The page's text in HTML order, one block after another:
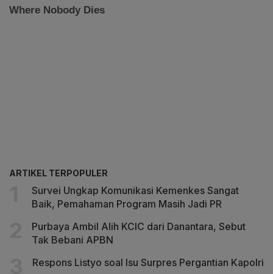
ARTIKEL TERPOPULER
Survei Ungkap Komunikasi Kemenkes Sangat
Baik, Pemahaman Program Masih Jadi PR
Purbaya Ambil Alih KCIC dari Danantara, Sebut
Tak Bebani APBN
Respons Listyo soal Isu Surpres Pergantian Kapolri